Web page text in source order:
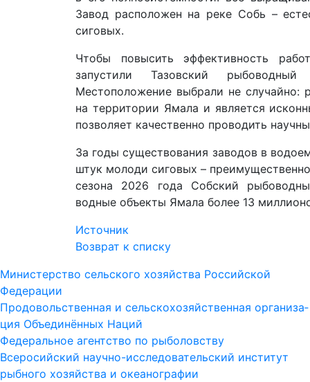
Завод расположен на реке Собь –
сиговых.
Чтобы повысить эффективность
запустили Тазовский
Местоположение выбрали не случайно:
на территории Ямала и является
позволяет качественно проводить
За годы существования заводов в
штук молоди сиговых –
сезона 2026 года Собский
водные объекты Ямала более 13
Источник
Возврат к списку
Министерство сельского хозяйства Российской
Федерации
Про­до­воль­ст­вен­ная и сель­ско­хо­зяй­ст­вен­ная ор­га­ни­за­
ция Объ­е­ди­нён­ных На­ций
Федеральное агентство по рыболовству
Всеросийский научно-исследовательский институт
рыбного хозяйства и океанографии